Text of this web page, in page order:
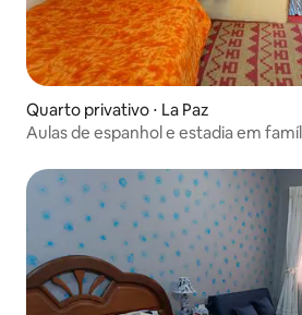
Quarto privativo ⋅ La Paz
Aulas de espanhol e estadia em